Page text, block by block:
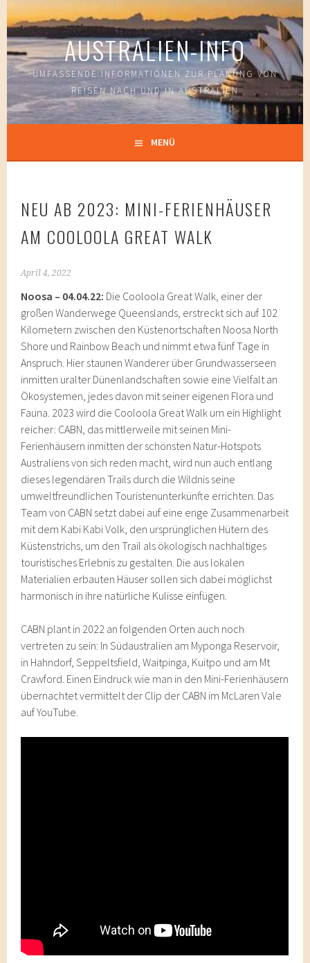
Springe
zum
Inhalt
AUSTRALIEN-INFO
UMFASSENDE INFORMATIONEN ZUR PLANUNG VON
REISEN NACH UND IN AUSTRALIEN
MENÜ
NEU AB 2023: MINI-FERIENHÄUSER
AM COOLOOLA GREAT WALK
April 4, 2022
Noosa – 04.04.22: Die Cooloola Great Walk, einer der
großen Wanderwege Queenslands, erstreckt sich auf 102
Kilometern zwischen den Küstenortschaften Noosa North
Shore und Rainbow Beach und nimmt etwa fünf Tage in
Anspruch. Hier staunen Wanderer über Grundwasserseen
inmitten uralter Dünenlandschaften sowie eine Vielfalt an
Ökosystemen, jedes davon mit seiner eigenen Flora und
Fauna. 2023 wird die Cooloola Great Walk um ein Highlight
reicher: CABN, das mittlerweile mit seinen Mini-
Ferienhäusern inmitten der schönsten Natur-Hotspots
Australiens von sich reden macht, wird nun auch entlang
dieses legendären Trails durch die Wildnis seine
umweltfreundlichen Touristenunterkünfte errichten. Das
Team von CABN setzt dabei auf eine enge Zusammenarbeit
mit dem Kabi Kabi Volk, den ursprünglichen Hütern des
Küstenstrichs, um den Trail als ökologisch nachhaltiges
touristisches Erlebnis zu gestalten. Die aus lokalen
Materialien erbauten Häuser sollen sich dabei möglichst
harmonisch in ihre natürliche Kulisse einfügen.
CABN plant in 2022 an folgenden Orten auch noch
vertreten zu sein: In Südaustralien am Myponga Reservoir,
in Hahndorf, Seppeltsfield, Waitpinga, Kuitpo und am Mt
Crawford. Einen Eindruck wie man in den Mini-Ferienhäusern
übernachtet vermittelt der Clip der CABN im McLaren Vale
auf YouTube.